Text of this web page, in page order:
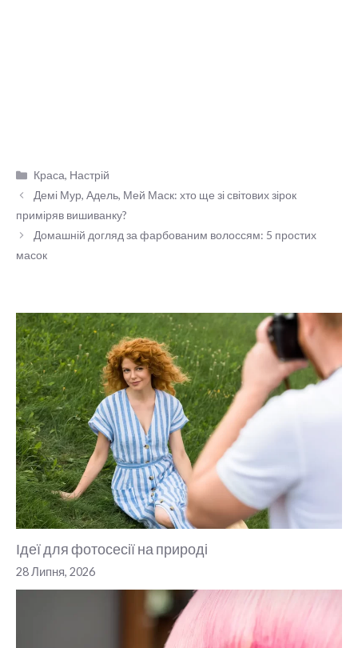
Категорії
Краса, Настрій
Демі Мур, Адель, Мей Маск: хто ще зі світових зірок
приміряв вишиванку?
Домашній догляд за фарбованим волоссям: 5 простих
масок
Ідеї для фотосесії на природі
28 Липня, 2026